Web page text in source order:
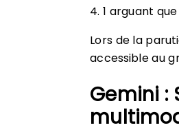
4. 1 arguant
Lors de la
accessible au
Gemini :